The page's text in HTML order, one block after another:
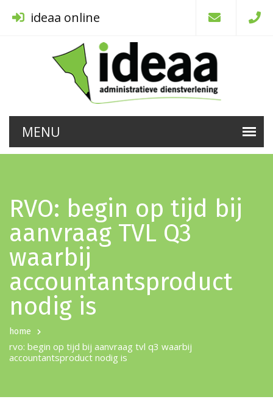
ideaa online
RVO: begin op tijd bij
aanvraag TVL Q3
waarbij
accountantsproduct
nodig is
home
rvo: begin op tijd bij aanvraag tvl q3 waarbij
accountantsproduct nodig is